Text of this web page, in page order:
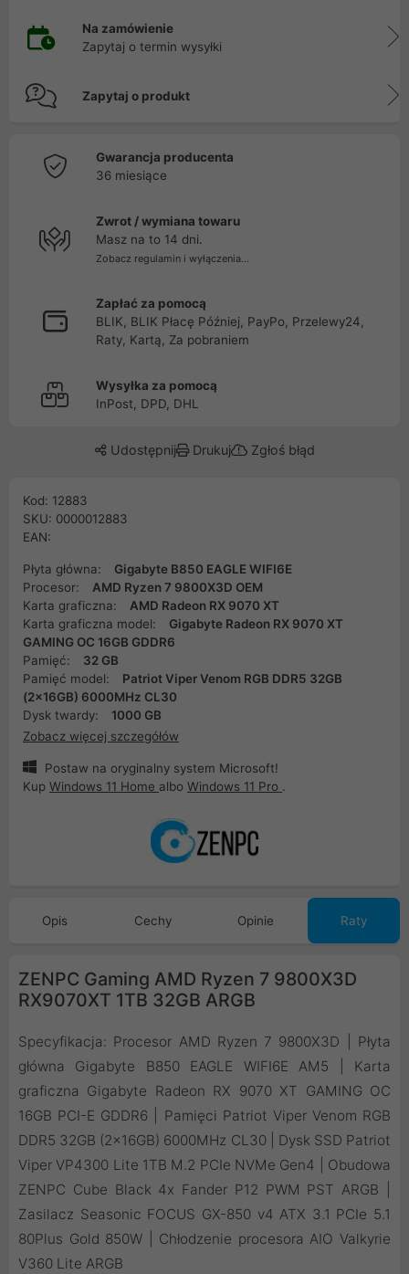
Na zamówienie
Zapytaj o termin wysyłki
Zapytaj o produkt
Gwarancja producenta
36 miesiące
Zwrot / wymiana towaru
Masz na to 14 dni.
Zobacz regulamin i wyłączenia...
Zapłać za pomocą
BLIK, BLIK Płacę Później, PayPo, Przelewy24,
Raty, Kartą, Za pobraniem
Wysyłka za pomocą
InPost, DPD, DHL
Udostępnij Drukuj Zgłoś błąd
Kod: 12883
SKU: 0000012883
EAN:
Płyta główna:
Gigabyte B850 EAGLE WIFI6E
Procesor:
AMD Ryzen 7 9800X3D OEM
Karta graficzna:
AMD Radeon RX 9070 XT
Karta graficzna model:
Gigabyte Radeon RX 9070 XT
GAMING OC 16GB GDDR6
Pamięć:
32 GB
Pamięć model:
Patriot Viper Venom RGB DDR5 32GB
(2x16GB) 6000MHz CL30
Dysk twardy:
1000 GB
Zobacz więcej szczegółów
Postaw na oryginalny system Microsoft!
Kup Windows 11 Home albo Windows 11 Pro .
Opis Cechy Opinie Raty
ZENPC Gaming AMD Ryzen 7 9800X3D
RX9070XT 1TB 32GB ARGB
Specyfikacja: Procesor AMD Ryzen 7 9800X3D | Płyta
główna Gigabyte B850 EAGLE WIFI6E AM5 | Karta
graficzna Gigabyte Radeon RX 9070 XT GAMING OC
16GB PCI-E GDDR6 | Pamięci Patriot Viper Venom RGB
DDR5 32GB (2x16GB) 6000MHz CL30 | Dysk SSD Patriot
Viper VP4300 Lite 1TB M.2 PCIe NVMe Gen4 | Obudowa
ZENPC Cube Black 4x Fander P12 PWM PST ARGB |
Zasilacz Seasonic FOCUS GX-850 v4 ATX 3.1 PCIe 5.1
80Plus Gold 850W | Chłodzenie procesora AIO Valkyrie
V360 Lite ARGB